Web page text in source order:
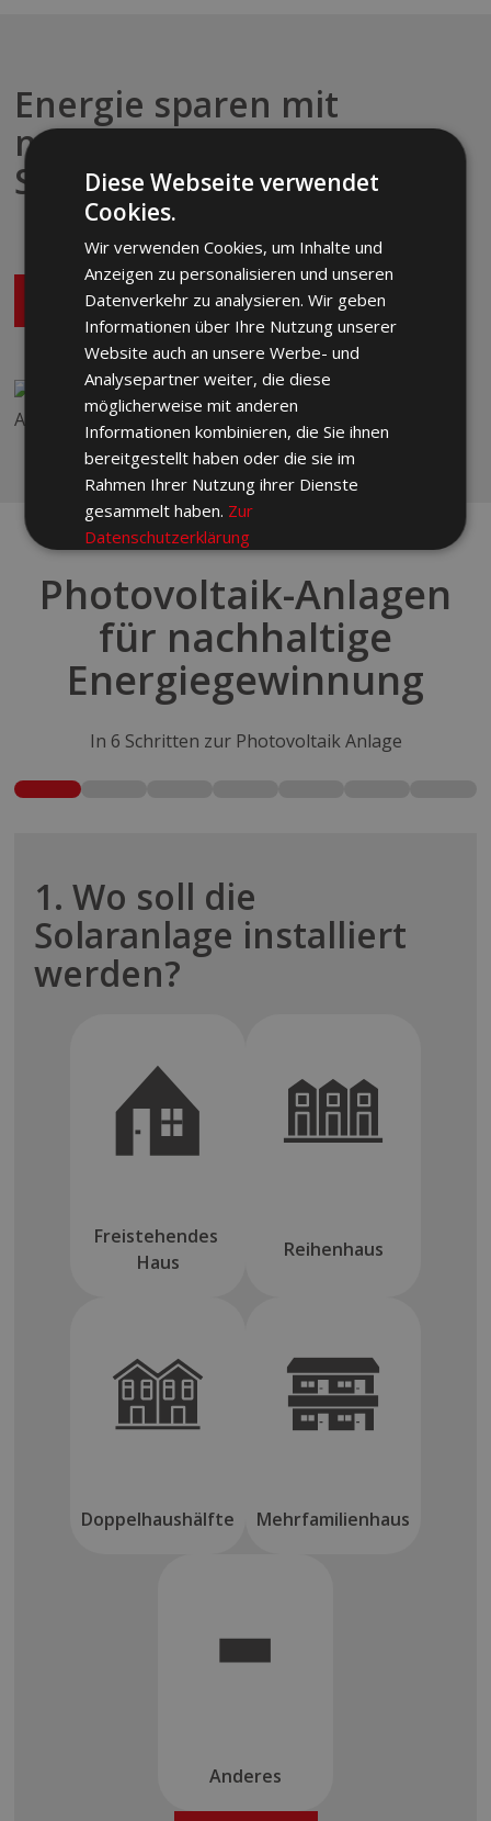
Energie sparen mit
nachhaltiger
Sonnenenergie
JETZT KONTAKTIEREN
Photovoltaik-Anlagen
für nachhaltige
Energiegewinnung
In 6 Schritten zur Photovoltaik Anlage
1. Wo soll die
Solaranlage installiert
werden?
Freistehendes
Haus
Reihenhaus
Doppelhaushälfte Mehrfamilienhaus
Anderes
Diese Webseite verwendet
Cookies.
Wir verwenden Cookies, um Inhalte und
Anzeigen zu personalisieren und unseren
Datenverkehr zu analysieren. Wir geben
Informationen über Ihre Nutzung unserer
Website auch an unsere Werbe- und
Analysepartner weiter, die diese
möglicherweise mit anderen
Informationen kombinieren, die Sie ihnen
bereitgestellt haben oder die sie im
Rahmen Ihrer Nutzung ihrer Dienste
gesammelt haben. Zur
Datenschutzerklärung
Unbedingt
erforderlich
Performance
Targeting Funktionalität
COOKIE-DETAILS EINSEHEN